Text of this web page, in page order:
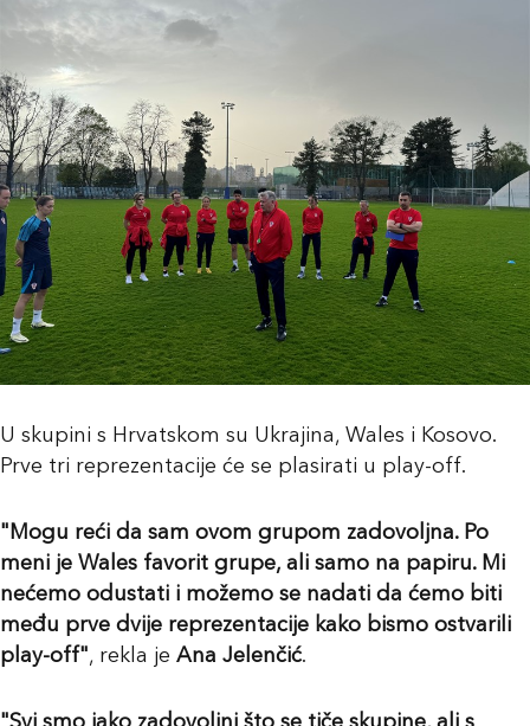
U skupini s Hrvatskom su Ukrajina, Wales i Kosovo.
Prve tri reprezentacije će se plasirati u play-off.
"Mogu reći da sam ovom grupom zadovoljna. Po
meni je Wales favorit grupe, ali samo na papiru. Mi
nećemo odustati i možemo se nadati da ćemo biti
među prve dvije reprezentacije kako bismo ostvarili
play-off", rekla je Ana Jelenčić.